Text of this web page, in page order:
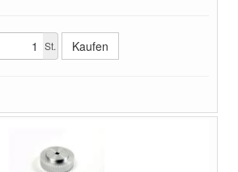
St.